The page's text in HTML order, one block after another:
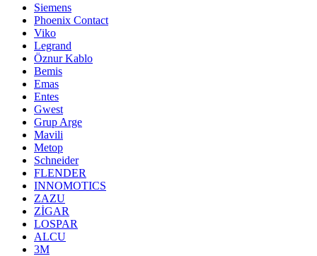
Siemens
Phoenix Contact
Viko
Legrand
Öznur Kablo
Bemis
Emas
Entes
Gwest
Grup Arge
Mavili
Metop
Schneider
FLENDER
INNOMOTICS
ZAZU
ZİGAR
LOSPAR
ALCU
3M